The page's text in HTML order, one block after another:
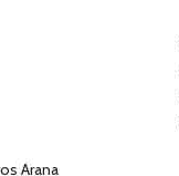
Arana